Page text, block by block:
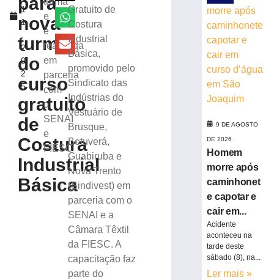
1
1
,
2
0
2
5
nova
turma
do
curso
gratuito
de
Costura
Industrial
Básica
e
é
realizada
em
parceria
com
o
SENAI
e
FIESC
Gratuito de
Costura
Industrial
Básica,
promovido pelo
Sindicato das
Indústrias do
Vestuário de
Brusque,
Botuverá,
Guabiruba e
Nova Trento
(Sindivest) em
parceria com o
SENAI e a
Câmara Têxtil
da FIESC. A
capacitação faz
parte do
drenagem
pavimentação
ruas
Limeira
mais
inclui
honorários
sucumbenciais
9 DE AGOSTO
DE 2026
Homem
morre após
caminhonet
e capotar e
cair em...
Acidente
aconteceu na
tarde deste
sábado (8), na...
Ler mais »